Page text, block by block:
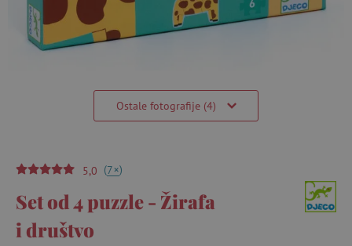
Ostale fotografije (4)
5,0 (7+)
Set od 4 puzzle - Žirafa
i društvo